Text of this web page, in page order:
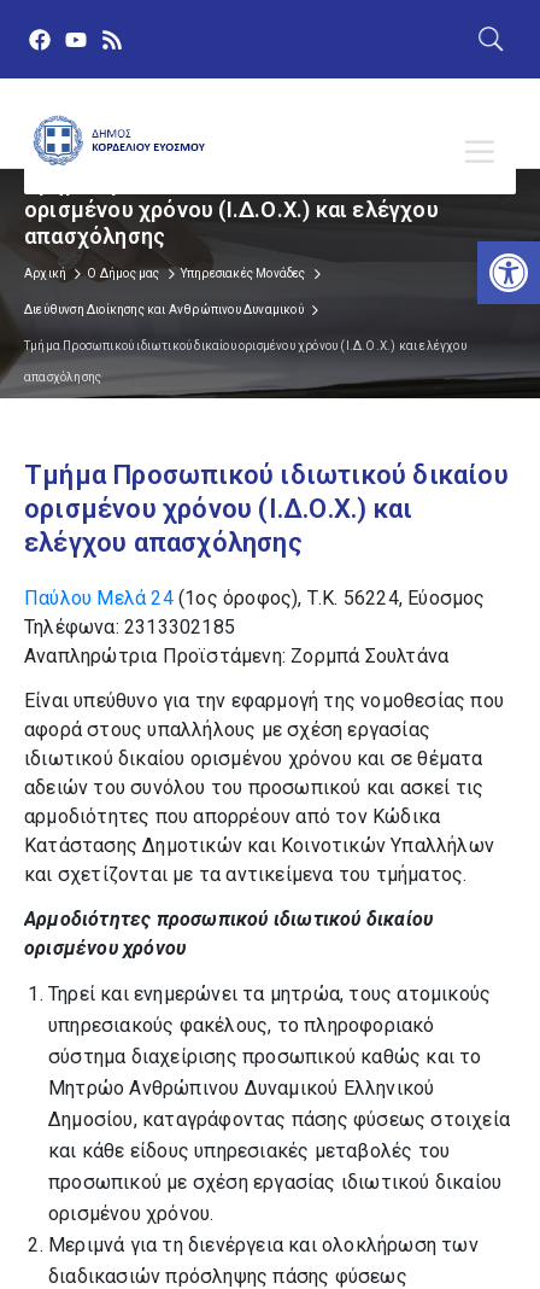
ορισμένου χρόνου (Ι.Δ.Ο.Χ.) και ελέγχου
απασχόλησης
Αρχική Ο Δήμος μας Υπηρεσιακές Μονάδες
Διεύθυνση Διοίκησης και Ανθρώπινου Δυναμικού
Τμήμα Προσωπικού ιδιωτικού δικαίου ορισμένου χρόνου (Ι.Δ.Ο.Χ.) και ελέγχου
απασχόλησης
Τμήμα Προσωπικού ιδιωτικού δικαίου
ορισμένου χρόνου (Ι.Δ.Ο.Χ.) και
ελέγχου απασχόλησης
Παύλου Μελά 24(1ος όροφος), Τ.Κ. 56224, Εύοσμος
Τηλέφωνα: 2313302185
Αναπληρώτρια Προϊστάμενη: Ζορμπά Σουλτάνα
Είναι υπεύθυνο για την εφαρμογή της νομοθεσίας που
αφορά στους υπαλλήλους με σχέση εργασίας
ιδιωτικού δικαίου ορισμένου χρόνου και σε θέματα
αδειών του συνόλου του προσωπικού και ασκεί τις
αρμοδιότητες που απορρέουν από τον Κώδικα
Κατάστασης Δημοτικών και Κοινοτικών Υπαλλήλων
και σχετίζονται με τα αντικείμενα του τμήματος.
Αρμοδιότητες προσωπικού ιδιωτικού δικαίου
ορισμένου χρόνου
Τηρεί και ενημερώνει τα μητρώα, τους ατομικούς
υπηρεσιακούς φακέλους, το πληροφοριακό
σύστημα διαχείρισης προσωπικού καθώς και το
Μητρώο Ανθρώπινου Δυναμικού Ελληνικού
Δημοσίου, καταγράφοντας πάσης φύσεως στοιχεία
και κάθε είδους υπηρεσιακές μεταβολές του
προσωπικού με σχέση εργασίας ιδιωτικού δικαίου
ορισμένου χρόνου.
Μεριμνά για τη διενέργεια και ολοκλήρωση των
διαδικασιών πρόσληψης πάσης φύσεως